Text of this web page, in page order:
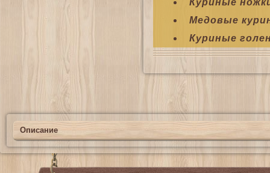
Куриные
Медовые
Куриные
Описание